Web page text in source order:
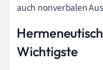
auch nonverbalen
Wichtigste